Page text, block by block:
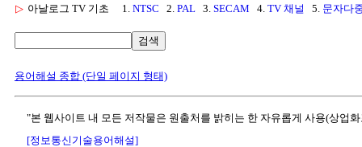
▷ 아날로그 TV 기초 1. NTSC 2. PAL 3. SECAM 4. TV 채널 5. 문자다
검색
용어해설 종합 (단일 페이지 형태)
"본 웹사이트 내 모든 저작물은 원출처를 밝히는 한 자유롭게 사용(상업
[정보통신기술용어해설]